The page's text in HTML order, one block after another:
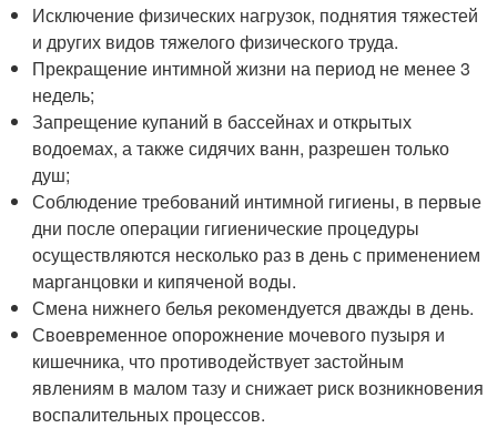
Исключение физических нагрузок, поднятия тяжестей
и других видов тяжелого физического труда.
Прекращение интимной жизни на период не менее 3
недель;
Запрещение купаний в бассейнах и открытых
водоемах, а также сидячих ванн, разрешен только
душ;
Соблюдение требований интимной гигиены, в первые
дни после операции гигиенические процедуры
осуществляются несколько раз в день с применением
марганцовки и кипяченой воды.
Смена нижнего белья рекомендуется дважды в день.
Своевременное опорожнение мочевого пузыря и
кишечника, что противодействует застойным
явлениям в малом тазу и снижает риск возникновения
воспалительных процессов.